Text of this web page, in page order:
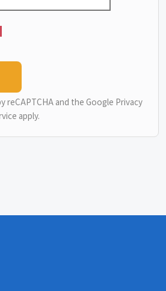
reCAPTCHA and the Google Privacy
apply.